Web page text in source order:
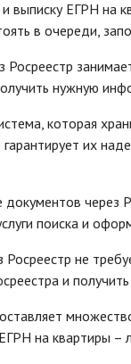
выписку ЕГРН на
в очереди,
Росреестр
нужную
которая
их
документов через
поиска и
не
и
на квартиры –